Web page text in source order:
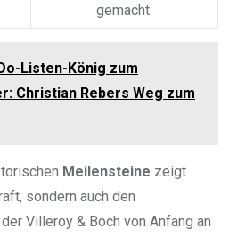
gemacht.
Listen-König zum
Christian Rebers Weg zum
Meilensteine zeigt
sondern auch den
Villeroy & Boch von Anfang an